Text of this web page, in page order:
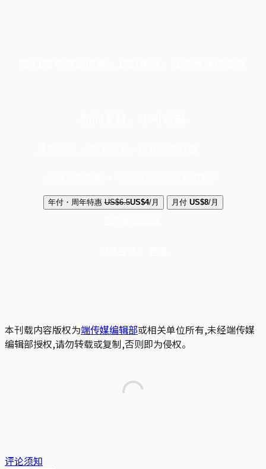
年付・周年特惠 US$6.5US$4/月 月付 US$8/月
本刊载内容版权为端传媒编辑部或相关单位所有,未经端传媒
编辑部授权,请勿转载或复制,否则即为侵权。
评论须知